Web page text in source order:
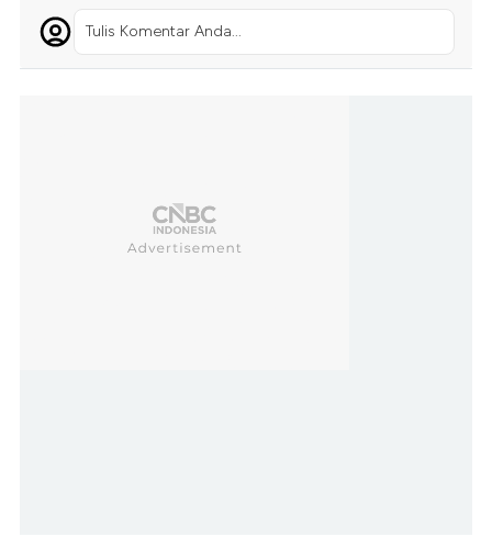
Tulis Komentar Anda...